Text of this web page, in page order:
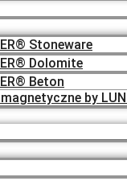
Stoneware
Dolomite
Beton
by